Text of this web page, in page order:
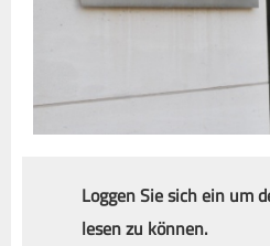
Loggen Sie sich ein um
lesen zu können.